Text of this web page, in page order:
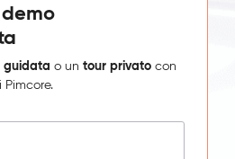
guidata o un tour privato con